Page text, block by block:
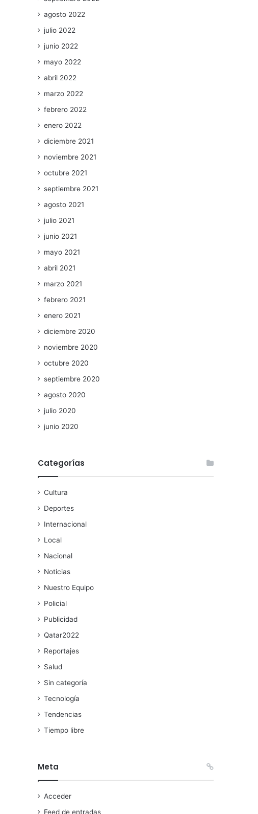
agosto 2022
julio 2022
junio 2022
mayo 2022
abril 2022
marzo 2022
febrero 2022
enero 2022
diciembre 2021
noviembre 2021
octubre 2021
septiembre 2021
agosto 2021
julio 2021
junio 2021
mayo 2021
abril 2021
marzo 2021
febrero 2021
enero 2021
diciembre 2020
noviembre 2020
octubre 2020
septiembre 2020
agosto 2020
julio 2020
junio 2020
Categorías
Cultura
Deportes
Internacional
Local
Nacional
Noticias
Nuestro Equipo
Policial
Publicidad
Qatar2022
Reportajes
Salud
Sin categoría
Tecnología
Tendencias
Tiempo libre
Meta
Acceder
Feed de entradas